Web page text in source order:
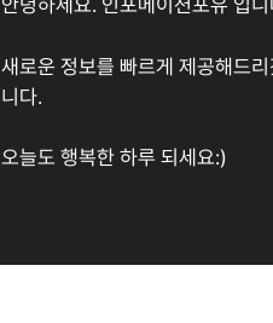
안녕하세요. 인포메이션포유 입니
새로운 정보를 빠르게 제공해드리
니다.
오늘도 행복한 하루 되세요:)